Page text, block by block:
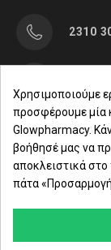
2310
Δευ. -
Σάββατο:
ΕΤΑΙΡΕΙΑ
Χρησιμοποιούμε
προσφέρουμε μία
Glowpharmacy.
βοήθησέ μας να
αποκλειστικά στο
πάτα